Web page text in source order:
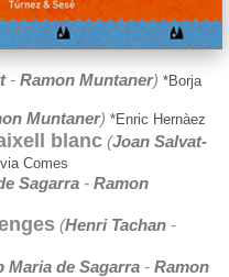
- Ramon Muntaner) *Borja
Muntaner) *Enric Hernàez
blanc (Joan Salvat-
Comes
Sagarra - Ramon
(Henri Tachan -
Maria de Sagarra - Ramon